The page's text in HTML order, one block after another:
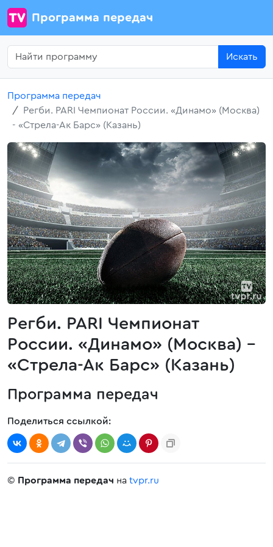
Программа передач
Искать
Программа передач
Регби. PARI Чемпионат России. «Динамо» (Москва)
- «Стрела-Ак Барс» (Казань)
Регби. PARI Чемпионат
России. «Динамо» (Москва) -
«Стрела-Ак Барс» (Казань)
Программа передач
Поделиться ссылкой:
© Программа передач на tvpr.ru